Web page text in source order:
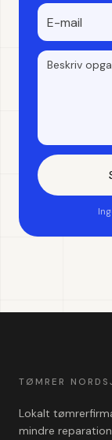
TØMRER
Lokalt
mindre